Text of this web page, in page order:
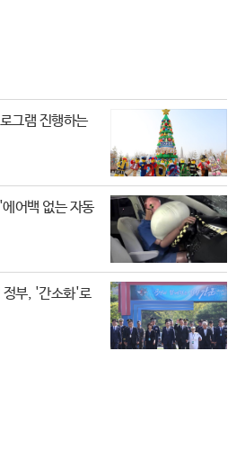
그램 진행하는
어백 없는 자동
부, '간소화'로